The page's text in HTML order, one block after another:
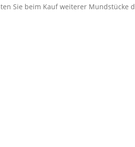
Sie beim Kauf weiterer Mundstücke